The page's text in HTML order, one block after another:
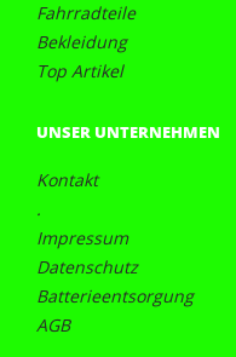
Fahrradteile
Bekleidung
Top Artikel
UNSER UNTERNEHMEN
Kontakt
.
Impressum
Datenschutz
Batterieentsorgung
AGB